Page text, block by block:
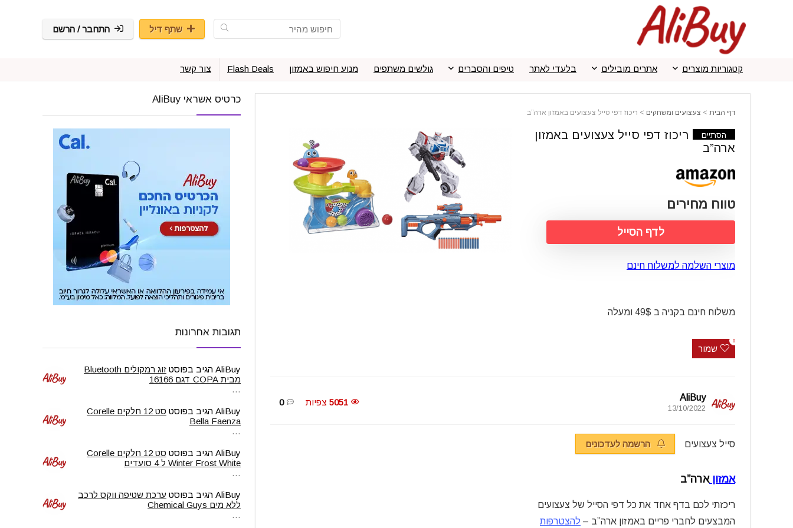
שתף דיל התחבר / הרשם
קטגוריות מוצרים אתרים מובילים בלעדי לאתר טיפים והסברים גולשים משתפים מנוע חיפוש באמזון Flash Deals צור קשר
דף הבית > צעצועים ומשחקים > ריכוז דפי סייל צעצועים באמזון ארה”ב
הסתיים
ריכוז דפי סייל צעצועים באמזון
ארה”ב
טווח מחירים
לדף הסייל
מוצרי השלמה למשלוח חינם
משלוח חינם בקניה ב 49$ ומעלה
שמור
0
AliBuy
13/10/2022
5051 צפיות 0
סייל צעצועים הרשמה לעדכונים
אמזון ארה”ב
ריכזתי לכם בדף אחד את כל דפי הסייל של צעצועים
המבצעים לחברי פריים באמזון ארה”ב – להצטרפות
כרטיס אשראי AliBuy
תגובות אחרונות
AliBuy הגיב בפוסט
זוג רמקולים Bluetooth
מבית COPA דגם 16166
…
AliBuy הגיב בפוסט
סט 12 חלקים Corelle
Bella Faenza
…
AliBuy הגיב בפוסט
סט 12 חלקים Corelle
Winter Frost White ל 4 סועדים
…
AliBuy הגיב בפוסט ערכת שטיפה ווקס לרכב
ללא מים Chemical Guys
…